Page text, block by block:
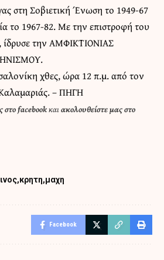
στη Σοβιετική Ένωση το 1949-67
το 1967-82. Με την επιστροφή του
ίδρυσε την ΑΜΦΙΚΤΙΟΝΙΑΣ
χθες, ώρα 12 π.μ. από τον
–ΠΗΓΗ
στο facebookκαιακολουθείστε μας στο
κρητη μαχη
Facebook